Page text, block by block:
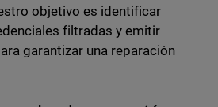
objetivo es identificar
filtradas y emitir
garantizar una reparación